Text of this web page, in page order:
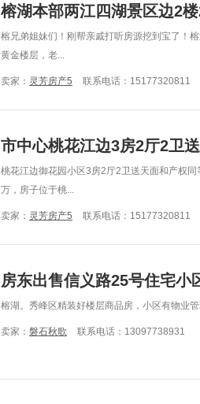
榕湖本部两江四湖景区边2
榕兄弟姐妹们！刚帮亲戚打听房源挖到宝了！
黄金楼层，老...
卖家： 灵芳房产5 联系电话：15177320811
市中心桃花江边3房2厅2卫
桃花江边御花园小区3房2厅2卫送天面和产权
万，房子位于桃...
卖家： 灵芳房产5 联系电话：15177320811
房东出售信义路25号住宅小
榕湖。秀峰区精装好楼层商品房，小区有物业
卖家： 磐石秋歌 联系电话：13097738931